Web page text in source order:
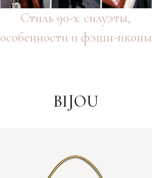
Стиль 90-х: силуэты,
особенности и фэшн-иконы
BIJOU